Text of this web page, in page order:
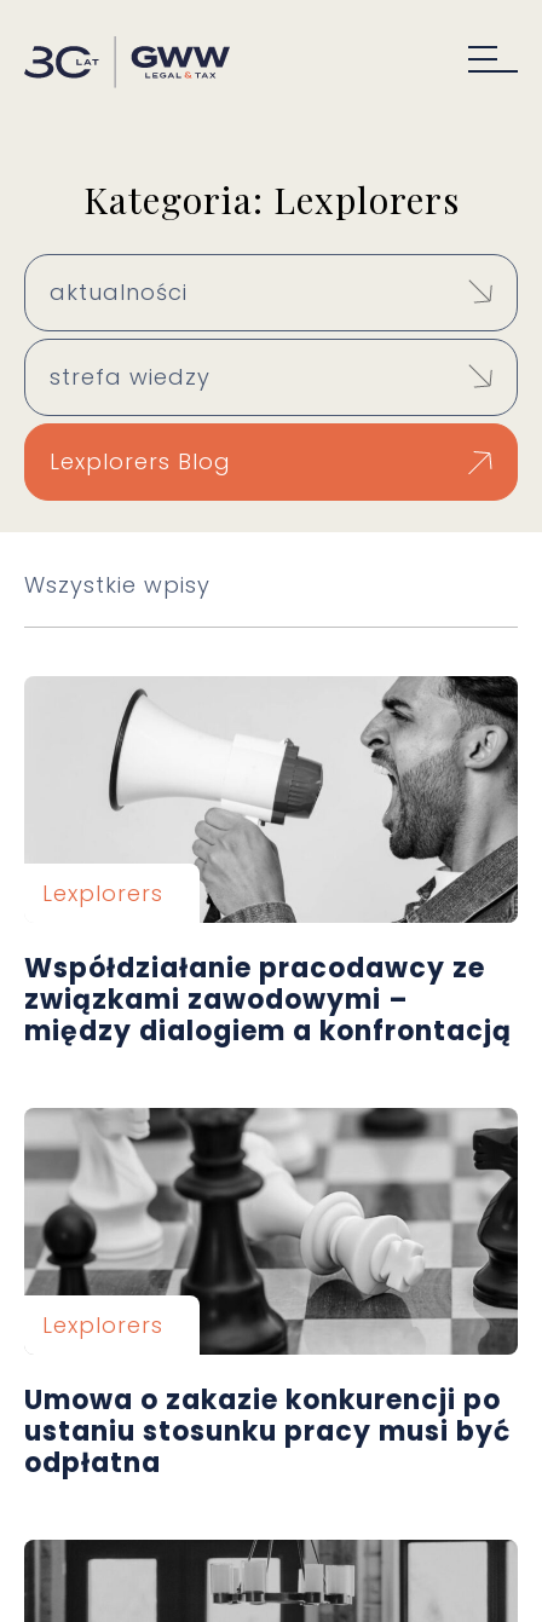
Kategoria: Lexplorers
aktualności
strefa wiedzy
Lexplorers Blog
Wszystkie wpisy
Lexplorers
Współdziałanie pracodawcy ze
związkami zawodowymi –
między dialogiem a konfrontacją
Lexplorers
Umowa o zakazie konkurencji po
ustaniu stosunku pracy musi być
odpłatna